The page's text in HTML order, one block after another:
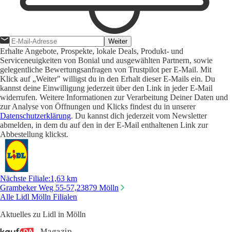
Weiter
Erhalte Angebote, Prospekte, lokale Deals, Produkt- und
Serviceneuigkeiten von Bonial und ausgewählten Partnern, sowie
gelegentliche Bewertungsanfragen von Trustpilot per E-Mail. Mit
Klick auf „Weiter" willigst du in den Erhalt dieser E-Mails ein. Du
kannst deine Einwilligung jederzeit über den Link in jeder E-Mail
widerrufen. Weitere Informationen zur Verarbeitung Deiner Daten und
zur Analyse von Öffnungen und Klicks findest du in unserer
Datenschutzerklärung. Du kannst dich jederzeit vom Newsletter
abmelden, in dem du auf den in der E-Mail enthaltenen Link zur
Abbestellung klickst.
Nächste Filiale:1,63 km
Grambeker Weg 55-57,23879 Mölln
Alle Lidl Mölln Filialen
Aktuelles zu Lidl in Mölln